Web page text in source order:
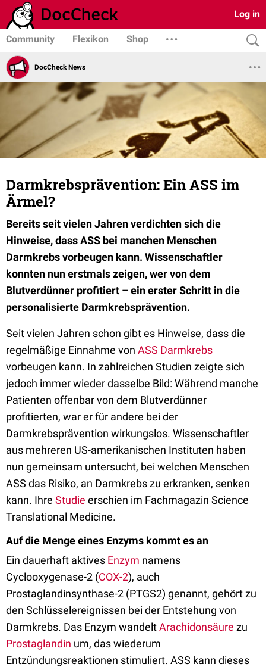
Log in
Community Flexikon Shop
DocCheck News
Darmkrebsprävention: Ein ASS im
Ärmel?
Bereits seit vielen Jahren verdichten sich die
Hinweise, dass ASS bei manchen Menschen
Darmkrebs vorbeugen kann. Wissenschaftler
konnten nun erstmals zeigen, wer von dem
Blutverdünner profitiert – ein erster Schritt in die
personalisierte Darmkrebsprävention.
Seit vielen Jahren schon gibt es Hinweise, dass die
regelmäßige Einnahme von ASS Darmkrebs
vorbeugen kann. In zahlreichen Studien zeigte sich
jedoch immer wieder dasselbe Bild: Während manche
Patienten offenbar von dem Blutverdünner
profitierten, war er für andere bei der
Darmkrebsprävention wirkungslos. Wissenschaftler
aus mehreren US-amerikanischen Instituten haben
nun gemeinsam untersucht, bei welchen Menschen
ASS das Risiko, an Darmkrebs zu erkranken, senken
kann. Ihre Studie erschien im Fachmagazin Science
Translational Medicine.
Auf die Menge eines Enzyms kommt es an
Ein dauerhaft aktives Enzym namens
Cyclooxygenase-2 (COX-2), auch
Prostaglandinsynthase-2 (PTGS2) genannt, gehört zu
den Schlüsselereignissen bei der Entstehung von
Darmkrebs. Das Enzym wandeltArachidonsäure zu
Prostaglandin um, das wiederum
Entzündungsreaktionen stimuliert. ASS kann dieses